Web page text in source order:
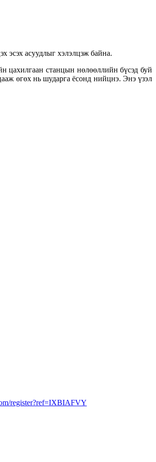
эсэх асуудлыг хэлэлцэж байна.
цахилгаан станцын нөлөөллийн бүсэд буй
өгөх нь шударга ёсонд нийцнэ. Энэ үзэл
register?ref=IXBIAFVY